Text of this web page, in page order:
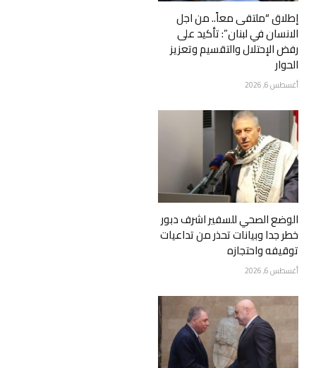
إطلاق “ملتقى معاً.. من اجل
الانسان في لبنان”: تأكيد على
رفض الإحتلال والتقسيم وتعزيز
الحوار
أغسطس 6, 2026
الوضع الصحي للسفير اشرف دبور
خطر جدا وبيانات تحذر من تداعيات
توقيفه واحتجازه
أغسطس 6, 2026